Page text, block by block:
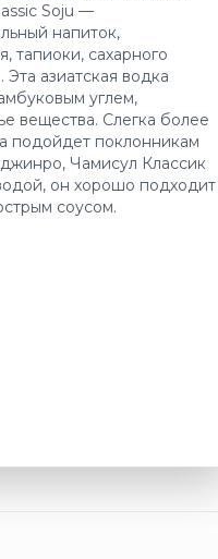
Soju —
напиток,
тапиоки, сахарного
азиатская водка
углем,
вещества. Слегка более
подойдет поклонникам
Чамисул Классик
он хорошо подходит
соусом.